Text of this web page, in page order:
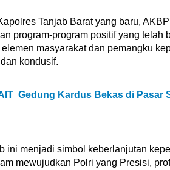
Tanjab Barat yang baru,
program-program positif yang
masyarakat dan pemangku
kondusif.
Gedung Kardus Bekas di Pasar
ini menjadi simbol keberlanjutan
mewujudkan Polri yang Presisi,